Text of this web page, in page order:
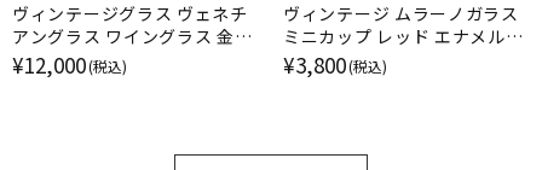
ヴィンテージグラス ヴェネチ
アングラス ワイングラス 金彩
エナメル彩 ムラーノガラス ブ
ルー イタリア
¥12,000(税込)
ヴィンテージ ムラーノガラス
ミニカップ レッド エナメル金
彩 イタリア
¥3,800(税込)